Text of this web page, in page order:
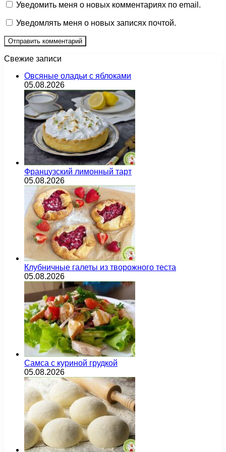
Уведомить меня о новых комментариях по email.
Уведомлять меня о новых записях почтой.
Свежие записи
Овсяные оладьи с яблоками
05.08.2026
Французский лимонный тарт
05.08.2026
Клубничные галеты из творожного теста
05.08.2026
Самса с куриной грудкой
05.08.2026